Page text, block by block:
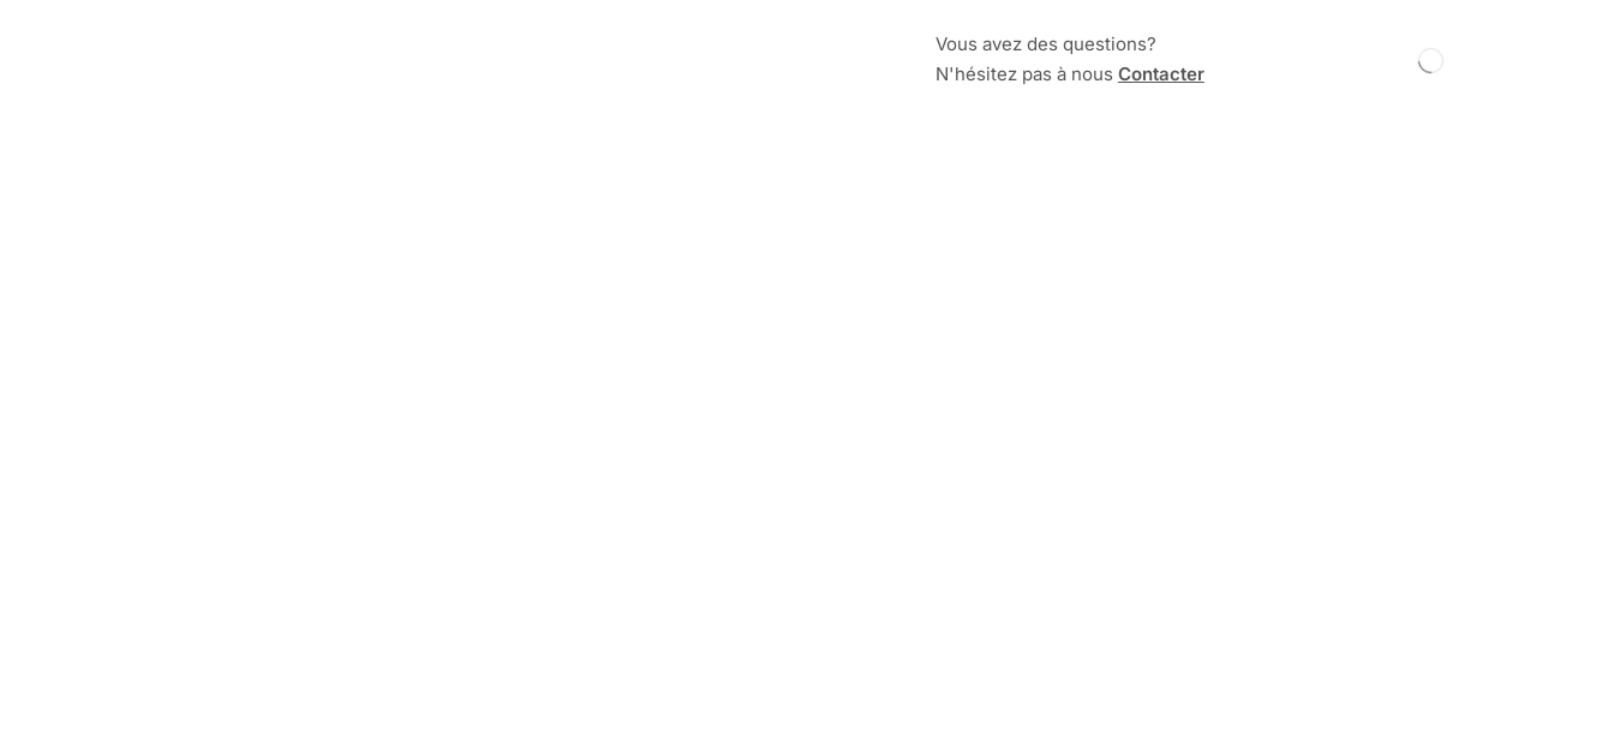
Vous avez des questions?
N'hésitez pas à nous Contacter